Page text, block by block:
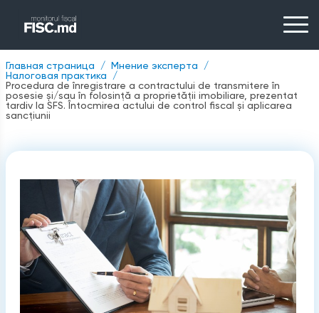
Главная страница
Мнение эксперта
Налоговая практика
Procedura de înregistrare a contractului de transmitere în
posesie și/sau în folosință a proprietății imobiliare, prezentat
tardiv la SFS. Întocmirea actului de control fiscal și aplicarea
sancțiunii